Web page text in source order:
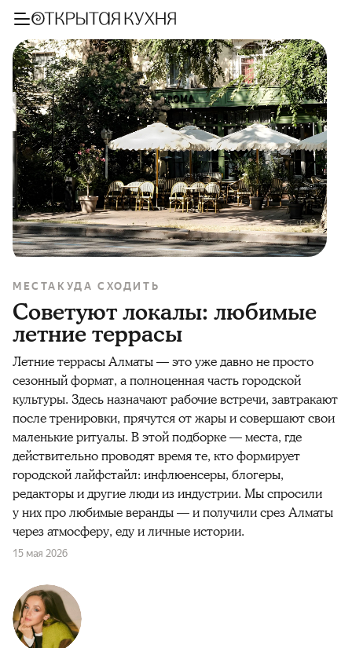
МЕСТА КУДА СХОДИТЬ
Советуют локалы: любимые
летние террасы
Летние террасы Алматы — это уже давно не просто
сезонный формат, а полноценная часть городской
культуры. Здесь назначают рабочие встречи, завтракают
после тренировки, прячутся от жары и совершают свои
маленькие ритуалы. В этой подборке — места, где
действительно проводят время те, кто формирует
городской лайфстайл: инфлюенсеры, блогеры,
редакторы и другие люди из индустрии. Мы спросили
у них про любимые веранды — и получили срез Алматы
через атмосферу, еду и личные истории.
15 мая 2026